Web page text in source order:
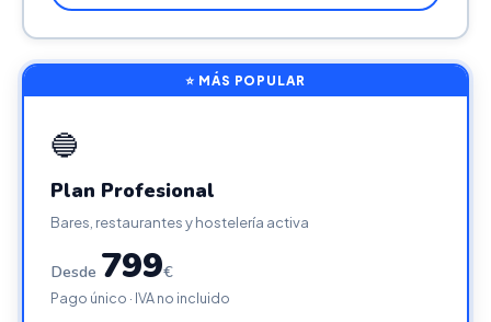
⭐ MÁS POPULAR
🔵
Plan Profesional
Bares, restaurantes y hostelería activa
Desde 799€
Pago único · IVA no incluido